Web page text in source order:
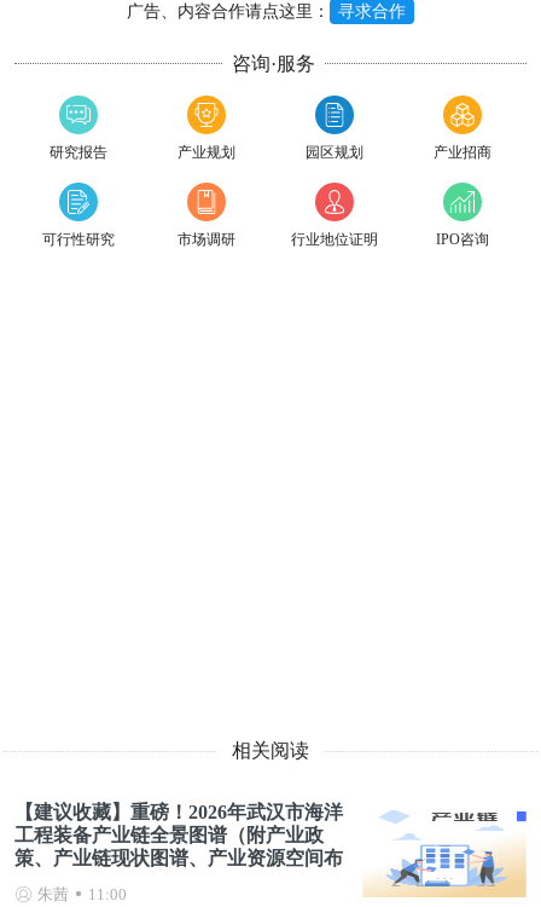
广告、内容合作请点这里： 寻求合作
咨询·服务
研究报告 产业规划 园区规划 产业招商
可行性研究 市场调研 行业地位证明 IPO咨询
相关阅读
【建议收藏】重磅！2026年武汉市海洋
工程装备产业链全景图谱（附产业政
策、产业链现状图谱、产业资源空间布
朱茜 11:00